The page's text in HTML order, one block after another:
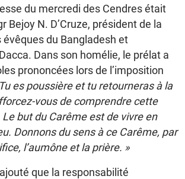
du mercredi des Cendres était
Bejoy N. D’Cruze, président de la
évêques du Bangladesh et
Dans son homélie, le prélat a
prononcées lors de l’imposition
es poussière et tu retourneras à la
vous de comprendre cette
but du Carême est de vivre en
Donnons du sens à ce Carême, par
l’aumône et la prière. »
que la responsabilité